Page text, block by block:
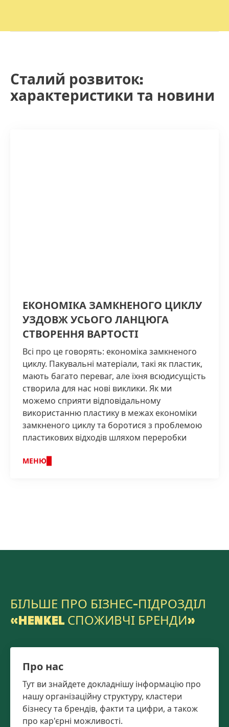
Сталий розвиток:
характеристики та новини
ЕКОНОМІКА ЗАМКНЕНОГО ЦИКЛУ
УЗДОВЖ УСЬОГО ЛАНЦЮГА
СТВОРЕННЯ ВАРТОСТІ
Всі про це говорять: економіка замкненого
циклу. Пакувальні матеріали, такі як пластик,
мають багато переваг, але їхня всюдисущість
створила для нас нові виклики. Як ми
можемо сприяти відповідальному
використанню пластику в межах економіки
замкненого циклу та боротися з проблемою
пластикових відходів шляхом переробки
МЕНЮ
БІЛЬШЕ ПРО БІЗНЕС-ПІДРОЗДІЛ
«HENKEL СПОЖИВЧІ БРЕНДИ»
Про нас
Тут ви знайдете докладнішу інформацію про
нашу організаційну структуру, кластери
бізнесу та брендів, факти та цифри, а також
про кар'єрні можливості.